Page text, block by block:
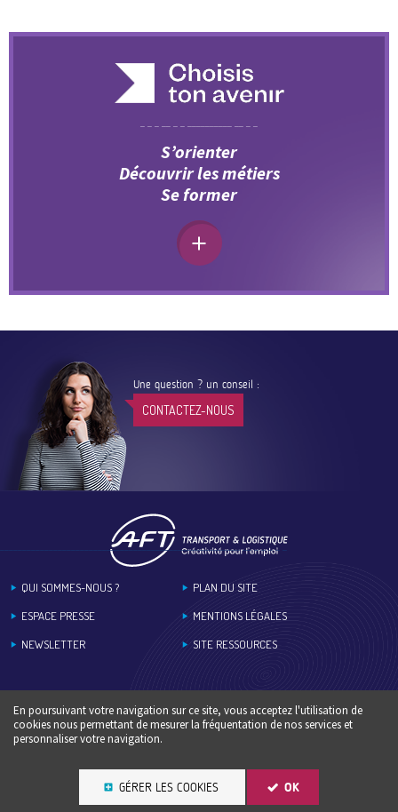
S’orienter
Découvrir les métiers
Se former
Une question ? un conseil :
CONTACTEZ-NOUS
QUI SOMMES-NOUS ?
ESPACE PRESSE
NEWSLETTER
PLAN DU SITE
MENTIONS LÉGALES
SITE RESSOURCES
En poursuivant votre navigation sur ce site, vous acceptez l'utilisation de
cookies nous permettant de mesurer la fréquentation de nos services et
personnaliser votre navigation.
GÉRER LES COOKIES OK